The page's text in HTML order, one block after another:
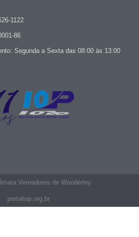
1122
86
Segunda a Sexta das 08:00 às 13:00
Vereadores de Wanderley
portaliop.org.br